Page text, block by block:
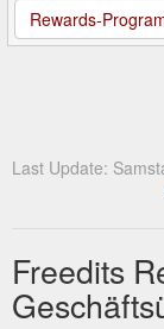
Rewards-
Last Update:
Freedits